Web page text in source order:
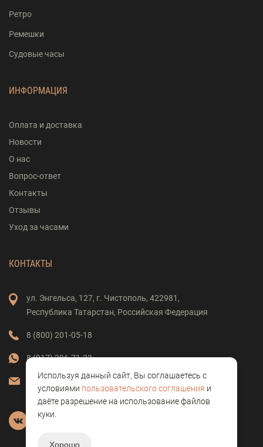
Ретро
Ремешки
Судовые часы
ИНФОРМАЦИЯ
Оплата и доставка
Новости
О нас
Вопрос-ответ
Контакты
Отзывы
Уход за часами
КОНТАКТЫ
ул. Энгельса, 127, г. Чистополь, 422981,
Республика Татарстан, Российская Федерация
8 (800) 201-05-18
8 (917) 396-71-33
vostok-clock@mail.ru
Используя данный сайт, Вы соглашаетесь с
условиями пользовательского соглашения и
даёте разрешение на использование файлов
куки.
Хорошо